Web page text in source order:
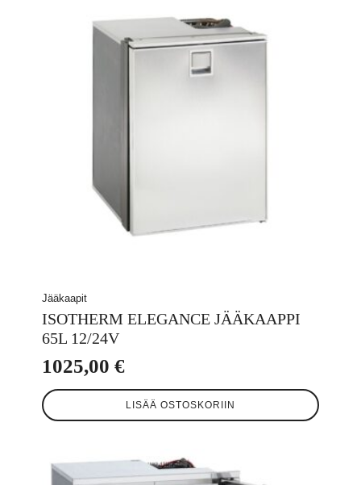
Jääkaapit
ISOTHERM ELEGANCE JÄÄKAAPPI
65L 12/24V
1025,00 €
LISÄÄ OSTOSKORIIN